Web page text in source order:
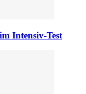
Intensiv-Test